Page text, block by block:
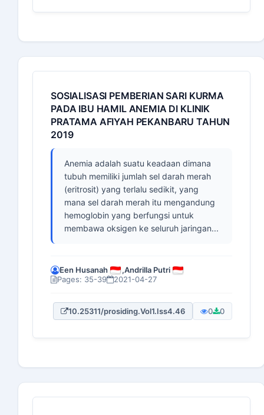
SOSIALISASI PEMBERIAN SARI KURMA
PADA IBU HAMIL ANEMIA DI KLINIK
PRATAMA AFIYAH PEKANBARU TAHUN
2019
Anemia adalah suatu keadaan dimana
tubuh memiliki jumlah sel darah merah
(eritrosit) yang terlalu sedikit, yang
mana sel darah merah itu mengandung
hemoglobin yang berfungsi untuk
membawa oksigen ke seluruh jaringan...
Een Husanah ,Andrilla Putri
Pages: 35-39
2021-04-27
10.25311/prosiding.Vol1.Iss4.46 0 0